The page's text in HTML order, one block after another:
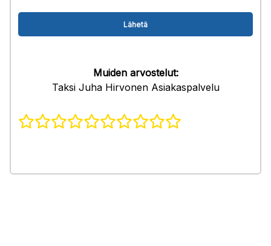
Muiden arvostelut:
Taksi Juha Hirvonen Asiakaspalvelu